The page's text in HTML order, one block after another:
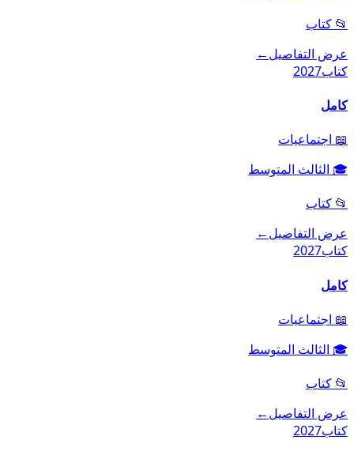
📂 كتاب
عرض التفاصيل←
كتاب2027
كامل
📖 اجتماعيات
🎓 الثالث المتوسط
📂 كتاب
عرض التفاصيل←
كتاب2027
كامل
📖 اجتماعيات
🎓 الثالث المتوسط
📂 كتاب
عرض التفاصيل←
كتاب2027